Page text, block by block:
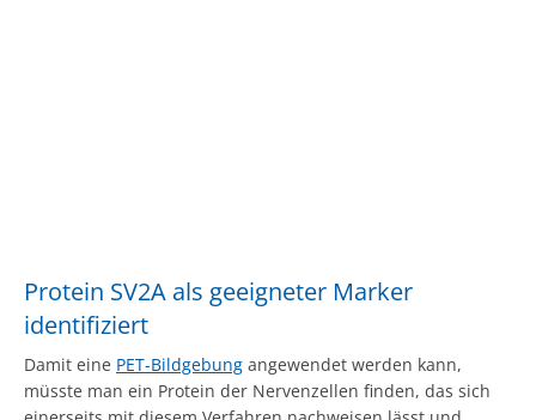
Protein SV2A als geeigneter Marker
identifiziert
Damit eine PET-Bildgebung angewendet werden kann,
müsste man ein Protein der Nervenzellen finden, das sich